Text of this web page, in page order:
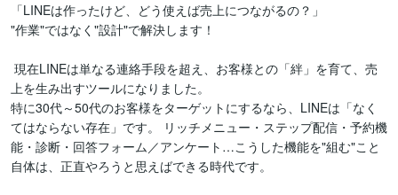
「LINEは作ったけど、どう使えば売上につながるの？」
"作業"ではなく"設計"で解決します！
上を生み出すツールになりました。
特に30代～50代のお客様をターゲットにするなら、LINEは「なく
てはならない存在」です。 リッチメニュー・ステップ配信・予約機
能・診断・回答フォーム／アンケート…こうした機能を"組む"こと
自体は、正直やろうと思えばできる時代です。